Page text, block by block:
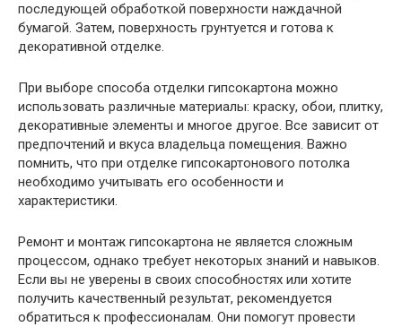
последующей обработкой поверхности наждачной
бумагой. Затем, поверхность грунтуется и готова к
декоративной отделке.
При выборе способа отделки гипсокартона можно
использовать различные материалы: краску, обои, плитку,
декоративные элементы и многое другое. Все зависит от
предпочтений и вкуса владельца помещения. Важно
помнить, что при отделке гипсокартонового потолка
необходимо учитывать его особенности и
характеристики.
Ремонт и монтаж гипсокартона не является сложным
процессом, однако требует некоторых знаний и навыков.
Если вы не уверены в своих способностях или хотите
получить качественный результат, рекомендуется
обратиться к профессионалам. Они помогут провести